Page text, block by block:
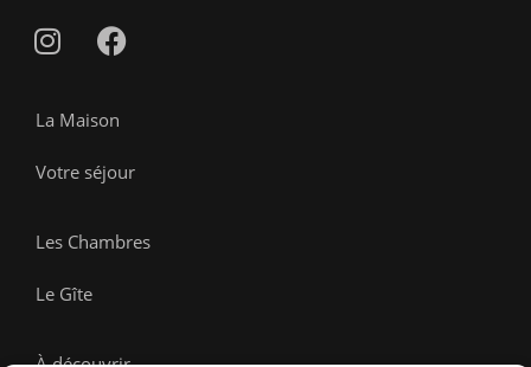
La Maison
Votre séjour
Les Chambres
Le Gîte